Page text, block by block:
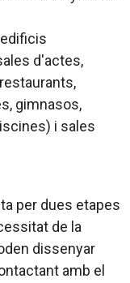
d'actes,
gimnasos,
i sales
per dues etapes
de la
dissenyar
amb el